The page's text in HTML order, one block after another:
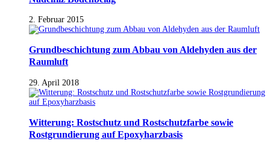
2. Februar 2015
Grundbeschichtung zum Abbau von Aldehyden aus der
Raumluft
29. April 2018
Witterung: Rostschutz und Rostschutzfarbe sowie
Rostgrundierung auf Epoxyharzbasis